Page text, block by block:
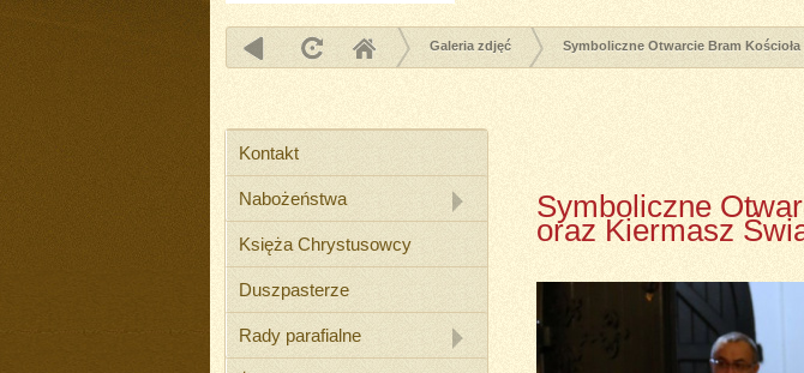
Galeria zdjęć Symboliczne Otwarcie Bram
Kontakt
Nabożeństwa
Księża Chrystusowcy
Duszpasterze
Rady parafialne
Symboliczne
oraz Kiermasz